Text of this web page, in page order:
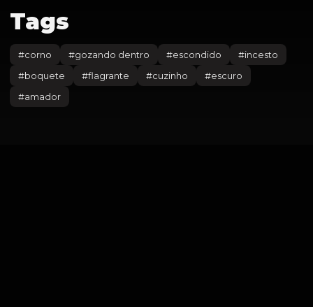
Tags
#corno #gozando dentro #escondido #incesto
#boquete #flagrante #cuzinho #escuro
#amador